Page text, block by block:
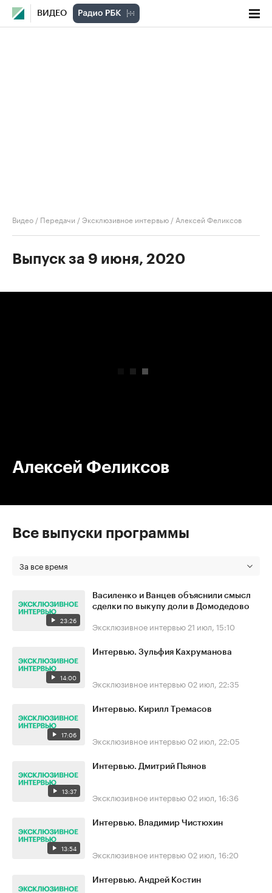
ВИДЕО
Видео / Передачи /Эксклюзивное интервью / Алексей Феликсов
Выпуск за 9 июня, 2020
Алексей Феликсов
Все выпуски программы
За все время
23:26
Василенко и Ванцев объяснили смысл
сделки по выкупу доли в Домодедово
Эксклюзивное интервью 21 июл, 15:10
14:00
Интервью. Зульфия Кахруманова
Эксклюзивное интервью 02 июл, 22:35
17:06
Интервью. Кирилл Тремасов
Эксклюзивное интервью 02 июл, 22:05
13:37
Интервью. Дмитрий Пьянов
Эксклюзивное интервью 02 июл, 16:36
13:54
Интервью. Владимир Чистюхин
Эксклюзивное интервью 02 июл, 16:20
Интервью. Андрей Костин